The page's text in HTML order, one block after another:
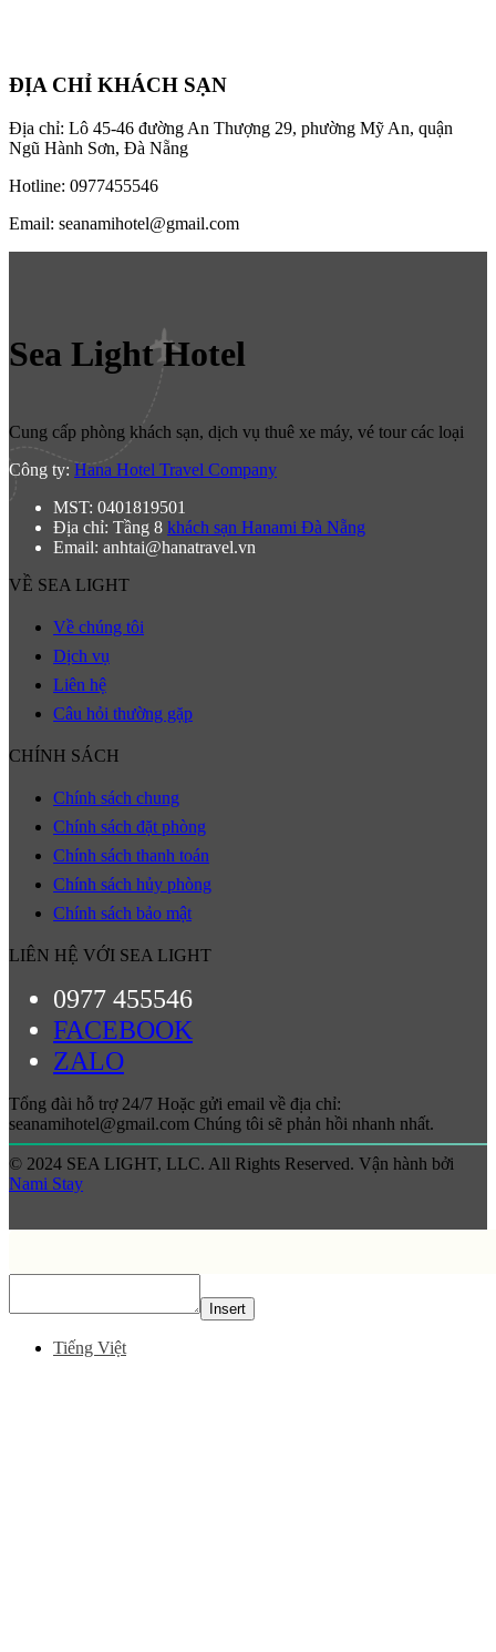
ĐỊA CHỈ KHÁCH SẠN
Địa chỉ: Lô 45-46 đường An Thượng 29, phường Mỹ An, quận
Ngũ Hành Sơn, Đà Nẵng
Hotline: 0977455546
Email: seanamihotel@gmail.com
Sea Light Hotel
Cung cấp phòng khách sạn, dịch vụ thuê xe máy, vé tour các loại
Công ty: Hana Hotel Travel Company
MST: 0401819501
Địa chỉ: Tầng 8 khách sạn Hanami Đà Nẵng
Email: anhtai@hanatravel.vn
VỀ SEA LIGHT
Về chúng tôi
Dịch vụ
Liên hệ
Câu hỏi thường gặp
CHÍNH SÁCH
Chính sách chung
Chính sách đặt phòng
Chính sách thanh toán
Chính sách hủy phòng
Chính sách bảo mật
LIÊN HỆ VỚI SEA LIGHT
0977 455546
FACEBOOK
ZALO
Tổng đài hỗ trợ 24/7 Hoặc gửi email về địa chỉ:
seanamihotel@gmail.com Chúng tôi sẽ phản hồi nhanh nhất.
© 2024 SEA LIGHT, LLC. All Rights Reserved. Vận hành bởi
Nami Stay
Insert
Tiếng Việt